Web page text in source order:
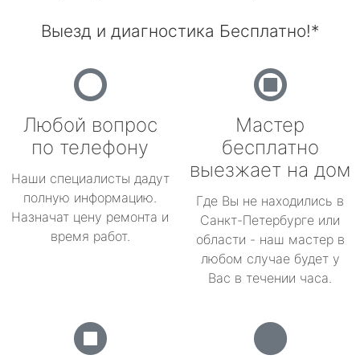
Выезд и диагностика Бесплатно!*
Любой вопрос
по телефону
Наши специалисты дадут
полную информацию.
Назначат цену ремонта и
время работ.
Мастер
бесплатно
выезжает на дом
Где Вы не находились в
Санкт-Петербурге или
области - наш мастер в
любом случае будет у
Вас в течении часа.